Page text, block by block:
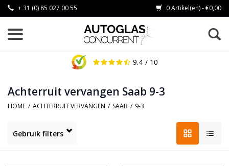
+ 31 (0) 85 027 00 55 0 Artikel(en) - €0,00
9.4 / 10
Achterruit vervangen Saab 9-3
HOME / ACHTERRUIT VERVANGEN / SAAB / 9-3
Gebruik filters